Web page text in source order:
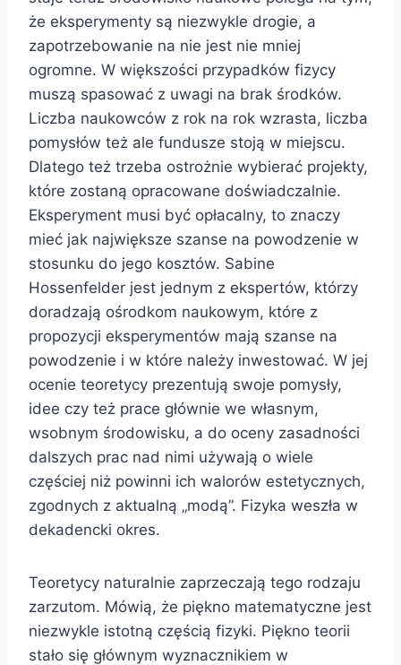
że eksperymenty są niezwykle drogie, a
zapotrzebowanie na nie jest nie mniej
ogromne. W większości przypadków fizycy
muszą spasować z uwagi na brak środków.
Liczba naukowców z rok na rok wzrasta, liczba
pomysłów też ale fundusze stoją w miejscu.
Dlatego też trzeba ostrożnie wybierać projekty,
które zostaną opracowane doświadczalnie.
Eksperyment musi być opłacalny, to znaczy
mieć jak największe szanse na powodzenie w
stosunku do jego kosztów. Sabine
Hossenfelder jest jednym z ekspertów, którzy
doradzają ośrodkom naukowym, które z
propozycji eksperymentów mają szanse na
powodzenie i w które należy inwestować. W jej
ocenie teoretycy prezentują swoje pomysły,
idee czy też prace głównie we własnym,
wsobnym środowisku, a do oceny zasadności
dalszych prac nad nimi używają o wiele
częściej niż powinni ich walorów estetycznych,
zgodnych z aktualną „modą”. Fizyka weszła w
dekadencki okres.
Teoretycy naturalnie zaprzeczają tego rodzaju
zarzutom. Mówią, że piękno matematyczne jest
niezwykle istotną częścią fizyki. Piękno teorii
stało się głównym wyznacznikiem w